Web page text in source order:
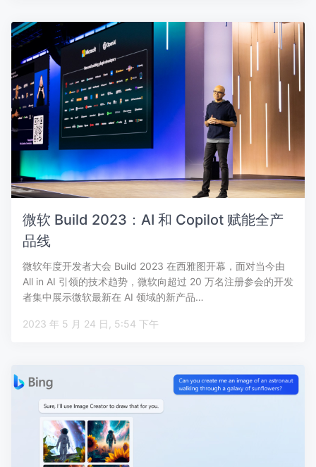
微软 Build 2023：AI 和 Copilot 赋能全产
品线
微软年度开发者大会 Build 2023 在西雅图开幕，面对当今由
All in AI 引领的技术趋势，微软向超过 20 万名注册参会的开发
者集中展示微软最新在 AI 领域的新产品…
2023 年 5 月 24 日, 5:54 下午